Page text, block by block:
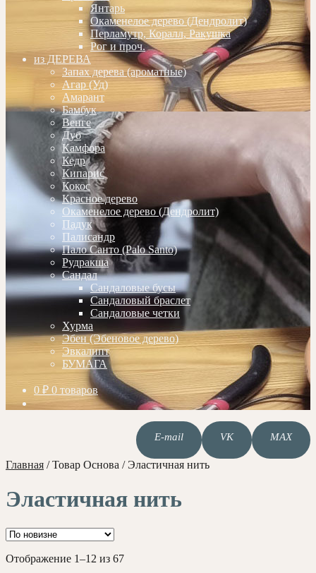
Янтарь
Окаменелое дерево (Дендролит)
Перламутр, Коралл, Ракушка
Рог и проч.
из ДЕРЕВА
Запах дерева (ароматные)
Агар (Уд)
Амарант
Бамбук
Венге
Дуб
Камфора
Кедр
Кипарис
Кокос
Красное дерево
Окаменелое дерево (Дендролит)
Падук
Палисандр
Пало Санто (Palo Santo)
Рудракша
Сандал
Сандаловые бусы
Сандаловый браслет
Сандаловые четки
Хурма
Эбен (Эбеновое дерево)
Эвкалипт
БУМАГА
0 ₽ 0 товаров
E-mail VK MAX
Главная /Товар Основа / Эластичная нить
Эластичная нить
Отображение 1–12 из 67Сортировка: